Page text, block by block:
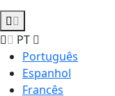
PT
Português
Espanhol
Francês